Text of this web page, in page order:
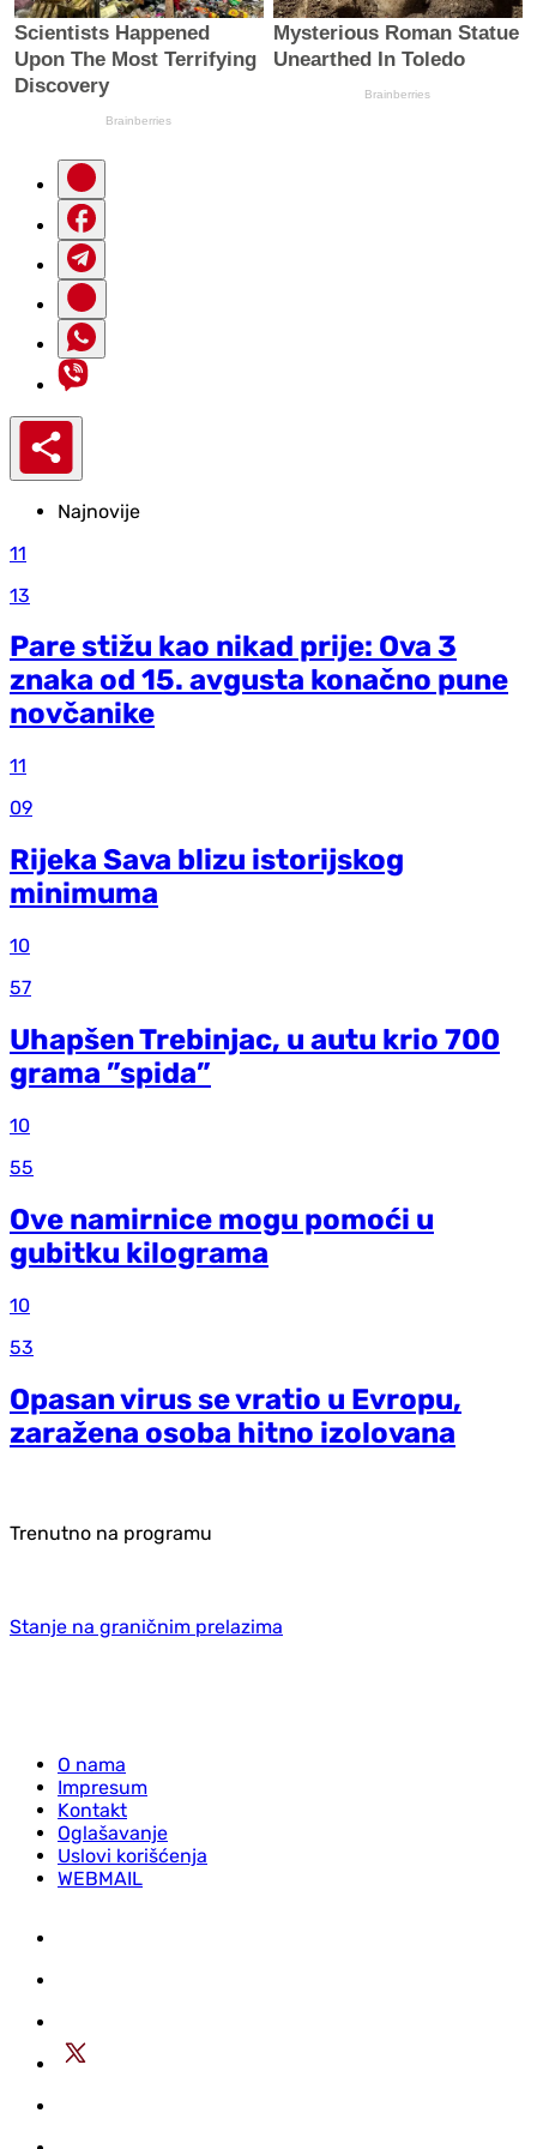
Najnovije
11
13
Pare stižu kao nikad prije: Ova 3
znaka od 15. avgusta konačno pune
novčanike
11
09
Rijeka Sava blizu istorijskog
minimuma
10
57
Uhapšen Trebinjac, u autu krio 700
grama ”spida”
10
55
Ove namirnice mogu pomoći u
gubitku kilograma
10
53
Opasan virus se vratio u Evropu,
zaražena osoba hitno izolovana
Trenutno na programu
Stanje na graničnim prelazima
O nama
Impresum
Kontakt
Oglašavanje
Uslovi korišćenja
WEBMAIL